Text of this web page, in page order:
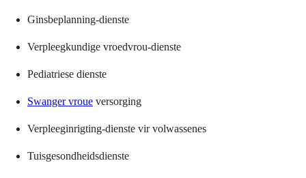
Ginsbeplanning-dienste
Verpleegkundige vroedvrou-dienste
Pediatriese dienste
Swanger vroue versorging
Verpleeginrigting-dienste vir volwassenes
Tuisgesondheidsdienste